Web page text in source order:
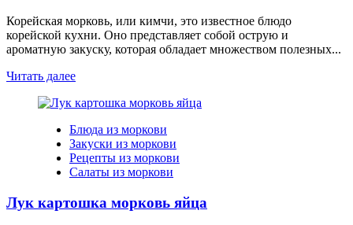
Корейская морковь, или кимчи, это известное блюдо
корейской кухни. Оно представляет собой острую и
ароматную закуску, которая обладает множеством полезных...
Читать далее
Блюда из моркови
Закуски из моркови
Рецепты из моркови
Салаты из моркови
Лук картошка морковь яйца